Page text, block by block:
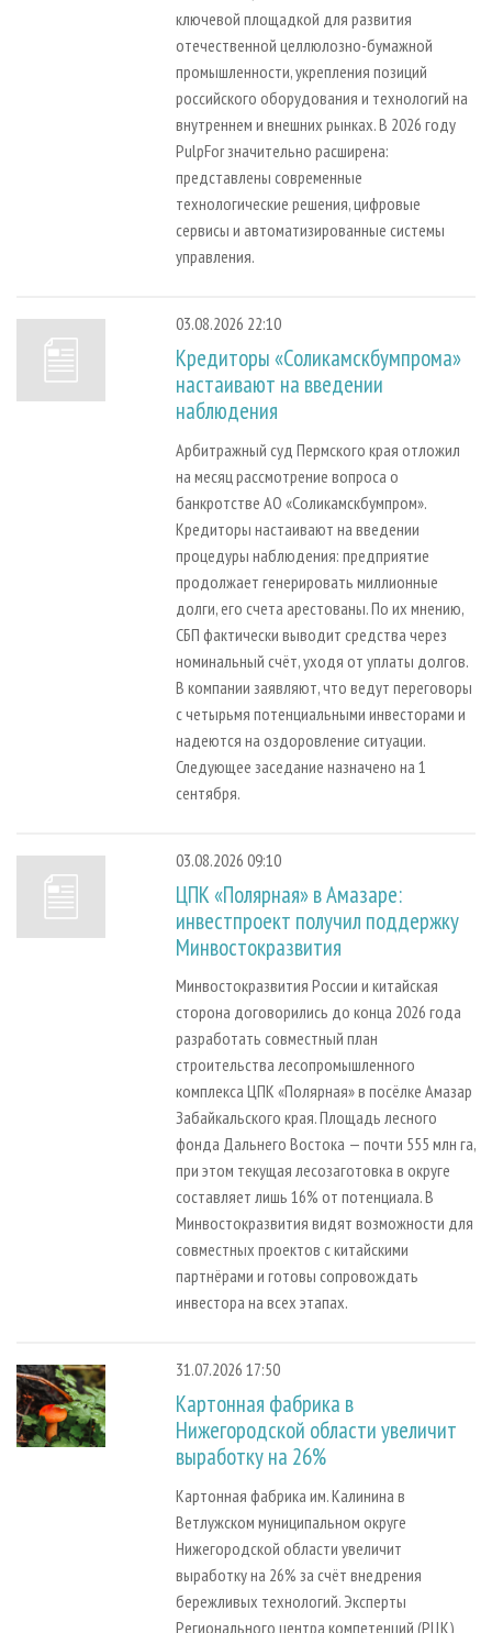
ключевой площадкой для развития
отечественной целлюлозно-бумажной
промышленности, укрепления позиций
российского оборудования и технологий на
внутреннем и внешних рынках. В 2026 году
PulpFor значительно расширена:
представлены современные
технологические решения, цифровые
сервисы и автоматизированные системы
управления.
03.08.2026 22:10
Кредиторы «Соликамскбумпрома»
настаивают на введении
наблюдения
Арбитражный суд Пермского края отложил
на месяц рассмотрение вопроса о
банкротстве АО «Соликамскбумпром».
Кредиторы настаивают на введении
процедуры наблюдения: предприятие
продолжает генерировать миллионные
долги, его счета арестованы. По их мнению,
СБП фактически выводит средства через
номинальный счёт, уходя от уплаты долгов.
В компании заявляют, что ведут переговоры
с четырьмя потенциальными инвесторами и
надеются на оздоровление ситуации.
Следующее заседание назначено на 1
сентября.
03.08.2026 09:10
ЦПК «Полярная» в Амазаре:
инвестпроект получил поддержку
Минвостокразвития
Минвостокразвития России и китайская
сторона договорились до конца 2026 года
разработать совместный план
строительства лесопромышленного
комплекса ЦПК «Полярная» в посёлке Амазар
Забайкальского края. Площадь лесного
фонда Дальнего Востока — почти 555 млн га,
при этом текущая лесозаготовка в округе
составляет лишь 16% от потенциала. В
Минвостокразвития видят возможности для
совместных проектов с китайскими
партнёрами и готовы сопровождать
инвестора на всех этапах.
31.07.2026 17:50
Картонная фабрика в
Нижегородской области увеличит
выработку на 26%
Картонная фабрика им. Калинина в
Ветлужском муниципальном округе
Нижегородской области увеличит
выработку на 26% за счёт внедрения
бережливых технологий. Эксперты
Регионального центра компетенций (РЦК)